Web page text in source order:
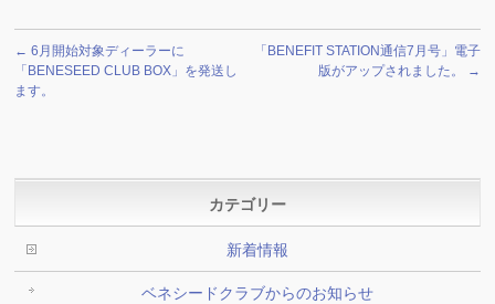
← 6月開始対象ディーラーに
「BENESEED CLUB BOX」を発送し
ます。
「BENEFIT STATION通信7月号」電子
版がアップされました。
→
カテゴリー
新着情報
ベネシードクラブからのお知らせ